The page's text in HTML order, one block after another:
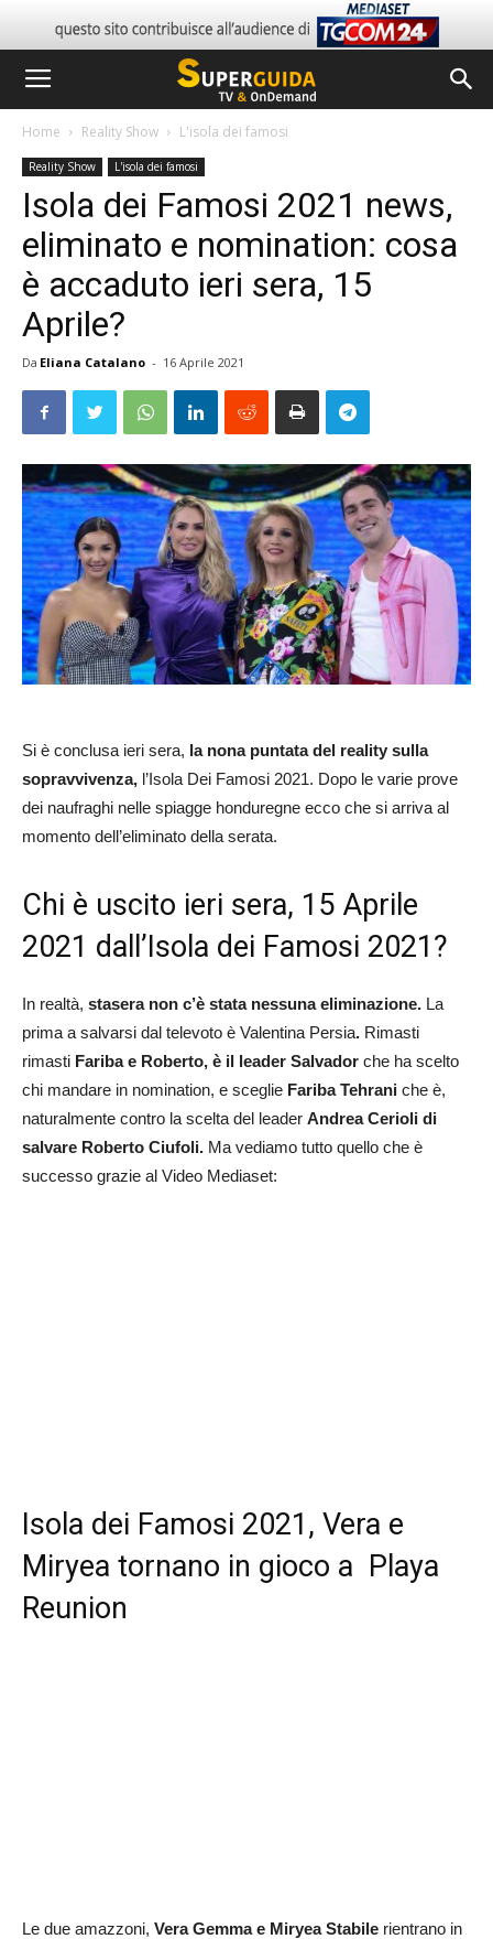
Home Reality Show L'isola dei famosi
Reality Show L'isola dei famosi
Isola dei Famosi 2021 news,
eliminato e nomination: cosa
è accaduto ieri sera, 15
Aprile?
Da Eliana Catalano - 16 Aprile 2021
Si è conclusa ieri sera, la nona puntata del reality sulla
sopravvivenza, l’Isola Dei Famosi 2021. Dopo le varie prove
dei naufraghi nelle spiagge honduregne ecco che si arriva al
momento dell’eliminato della serata.
Chi è uscito ieri sera, 15 Aprile
2021 dall’Isola dei Famosi 2021?
In realtà, stasera non c’è stata nessuna eliminazione. La
prima a salvarsi dal televoto è Valentina Persia. Rimasti
rimasti Fariba e Roberto, è il leader Salvador che ha scelto
chi mandare in nomination, e sceglie Fariba Tehrani che è,
naturalmente contro la scelta del leader Andrea Cerioli di
salvare Roberto Ciufoli. Ma vediamo tutto quello che è
successo grazie al Video Mediaset:
Isola dei Famosi 2021, Vera e
Miryea tornano in gioco a Playa
Reunion
Le due amazzoni, Vera Gemma e Miryea Stabile rientrano in